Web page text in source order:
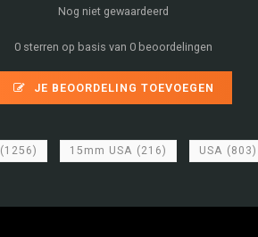
Nog niet gewaardeerd
0 sterren op basis van 0 beoordelingen
JE BEOORDELING TOEVOEGEN
(1256) 15mm USA (216) USA (803)